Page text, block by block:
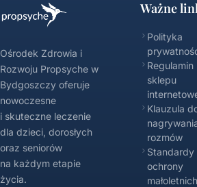
Ośrodek Zdrowia i
Rozwoju Propsyche w
Bydgoszczy oferuje
nowoczesne
i skuteczne leczenie
dla dzieci, dorosłych
oraz seniorów
na każdym etapie
życia.
Ważne
Polityka
Regulamin
sklepu
Klauzula
rozmów
Standardy
ochrony
małoletnich